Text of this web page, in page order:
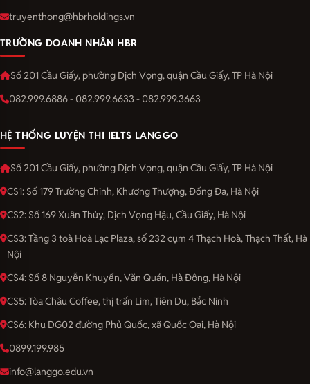
truyenthong@hbrholdings.vn
TRƯỜNG DOANH NHÂN HBR
Số 201 Cầu Giấy, phường Dịch Vọng, quận Cầu Giấy, TP Hà Nội
082.999.6886 - 082.999.6633 - 082.999.3663
HỆ THỐNG LUYỆN THI IELTS LANGGO
Số 201 Cầu Giấy, phường Dịch Vọng, quận Cầu Giấy, TP Hà Nội
CS1: Số 179 Trường Chinh, Khương Thượng, Đống Đa, Hà Nội
CS2: Số 169 Xuân Thủy, Dịch Vọng Hậu, Cầu Giấy, Hà Nội
CS3: Tầng 3 toà Hoà Lạc Plaza, số 232 cụm 4 Thạch Hoà, Thạch Thất, Hà
Nội
CS4: Số 8 Nguyễn Khuyến, Văn Quán, Hà Đông, Hà Nội
CS5: Tòa Châu Coffee, thị trấn Lim, Tiên Du, Bắc Ninh
CS6: Khu DG02 đường Phủ Quốc, xã Quốc Oai, Hà Nội
0899.199.985
info@langgo.edu.vn